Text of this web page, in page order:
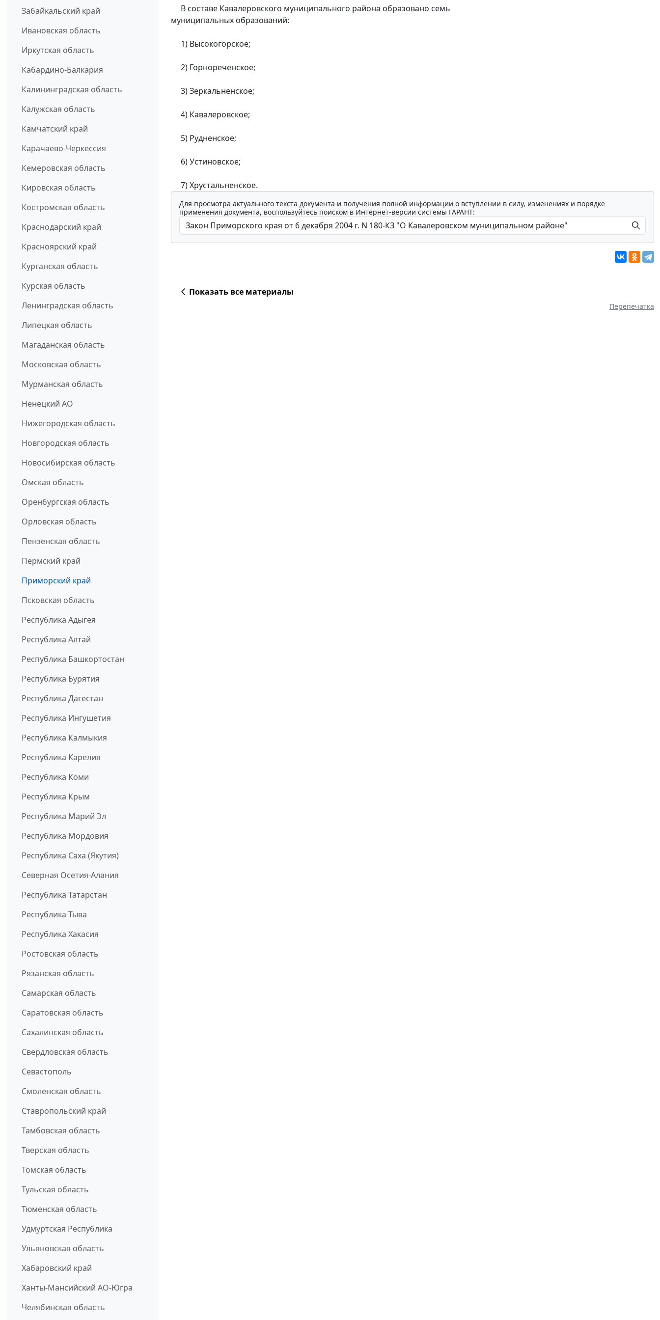
Забайкальский край
Ивановская область
Иркутская область
Кабардино-Балкария
Калининградская область
Калужская область
Камчатский край
Карачаево-Черкессия
Кемеровская область
Кировская область
Костромская область
Краснодарский край
Красноярский край
Курганская область
Курская область
Ленинградская область
Липецкая область
Магаданская область
Московская область
Мурманская область
Ненецкий АО
Нижегородская область
Новгородская область
Новосибирская область
Омская область
Оренбургская область
Орловская область
Пензенская область
Пермский край
Приморский край
Псковская область
Республика Адыгея
Республика Алтай
Республика Башкортостан
Республика Бурятия
Республика Дагестан
Республика Ингушетия
Республика Калмыкия
Республика Карелия
Республика Коми
Республика Крым
Республика Марий Эл
Республика Мордовия
Республика Саха (Якутия)
Северная Осетия-Алания
Республика Татарстан
Республика Тыва
Республика Хакасия
Ростовская область
Рязанская область
Самарская область
Саратовская область
Сахалинская область
Свердловская область
Севастополь
Смоленская область
Ставропольский край
Тамбовская область
Тверская область
Томская область
Тульская область
Тюменская область
Удмуртская Республика
Ульяновская область
Хабаровский край
Ханты-Мансийский АО-Югра
Челябинская область
В составе Кавалеровского муниципального района образовано семь
муниципальных образований:
1) Высокогорское;
2) Горнореченское;
3) Зеркальненское;
4) Кавалеровское;
5) Рудненское;
6) Устиновское;
7) Хрустальненское.
Для просмотра актуального текста документа и получения полной информации о вступлении в силу, изменениях и порядке
применения документа, воспользуйтесь поиском в Интернет-версии системы ГАРАНТ:
Показать все материалы
Перепечатка